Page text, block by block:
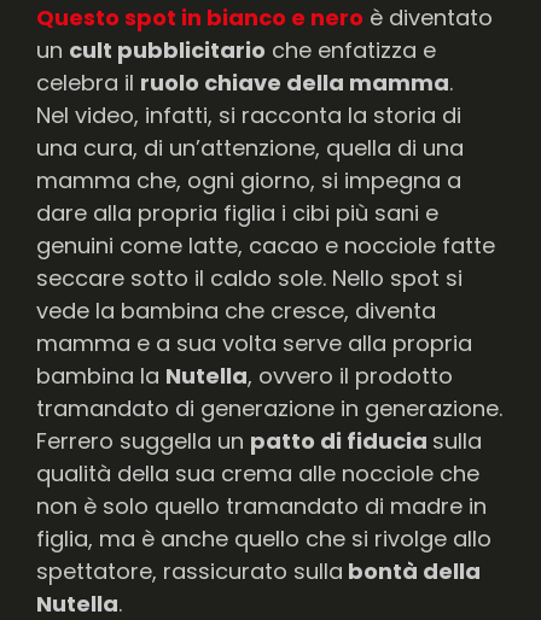
Questo spot in bianco e nero è diventato
un cult pubblicitario che enfatizza e
celebra il ruolo chiave della mamma.
Nel video, infatti, si racconta la storia di
una cura, di un’attenzione, quella di una
mamma che, ogni giorno, si impegna a
dare alla propria figlia i cibi più sani e
genuini come latte, cacao e nocciole fatte
seccare sotto il caldo sole. Nello spot si
vede la bambina che cresce, diventa
mamma e a sua volta serve alla propria
bambina la Nutella, ovvero il prodotto
tramandato di generazione in generazione.
Ferrero suggella un patto di fiducia sulla
qualità della sua crema alle nocciole che
non è solo quello tramandato di madre in
figlia, ma è anche quello che si rivolge allo
spettatore, rassicurato sulla bontà della
Nutella.